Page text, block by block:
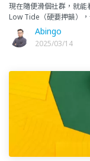
現在隨便滑個社群，就
Low Tide（硬要押韻）
或是創作類型的工作，回
Abingo
2025/03/14